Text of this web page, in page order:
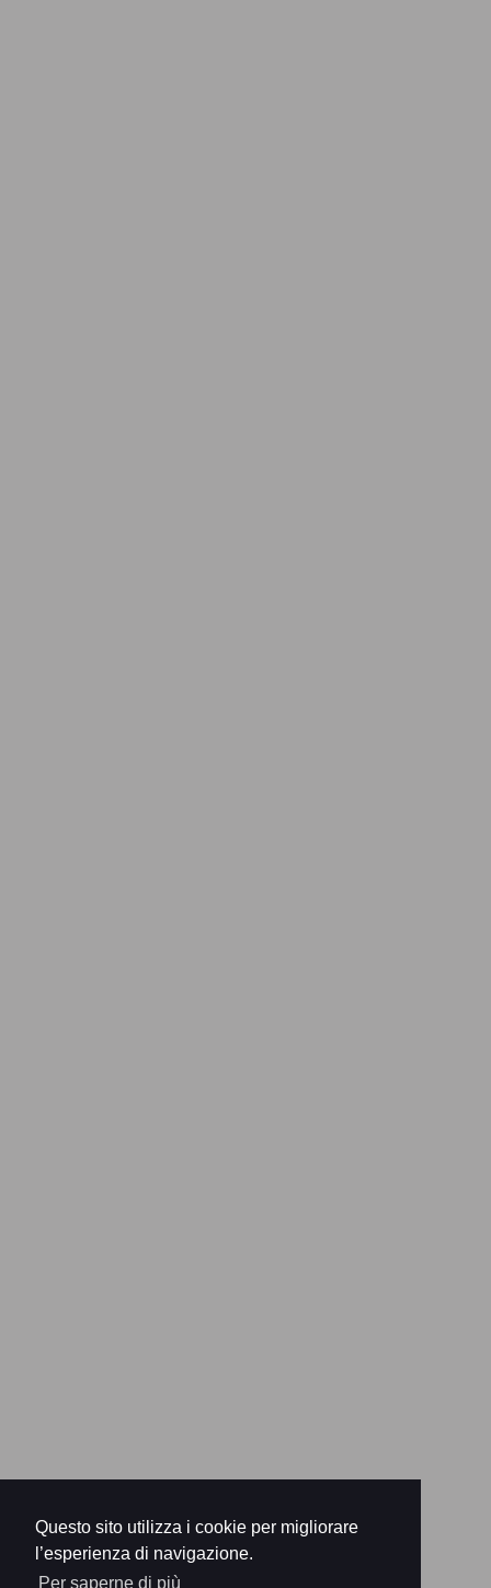
Questo sito utilizza i cookie per migliorare
l’esperienza di navigazione.
Per saperne di più